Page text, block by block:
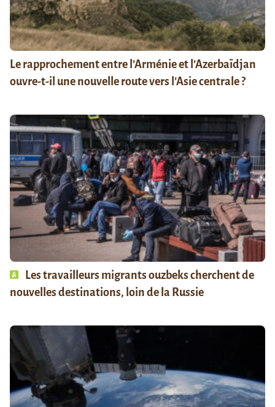
Le rapprochement entre l’Arménie et l’Azerbaïdjan
ouvre-t-il une nouvelle route vers l’Asie centrale ?
Les travailleurs migrants ouzbeks cherchent de
nouvelles destinations, loin de la Russie